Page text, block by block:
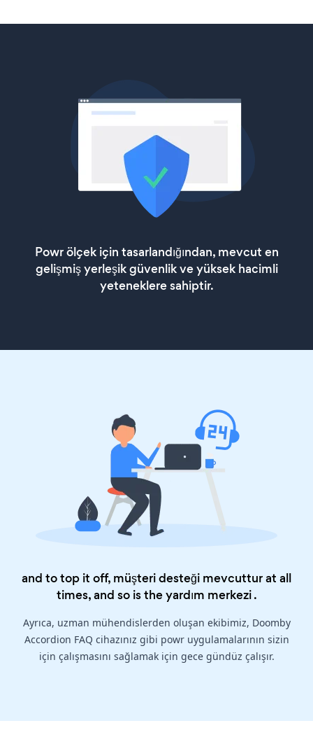
Powr ölçek için tasarlandığından, mevcut en
gelişmiş yerleşik güvenlik ve yüksek hacimli
yeteneklere sahiptir.
and to top it off, müşteri desteği mevcuttur at all
times, and so is theyardım merkezi.
Ayrıca, uzman mühendislerden oluşan ekibimiz, Doomby
Accordion FAQ cihazınız gibi powr uygulamalarının sizin
için çalışmasını sağlamak için gece gündüz çalışır.